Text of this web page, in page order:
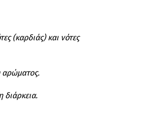
(καρδιάς) και νότες
αρώματος.
διάρκεια.